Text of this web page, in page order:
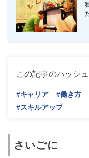
この記事のハッシ
#キャリア #働き方
#スキルアップ
さいごに